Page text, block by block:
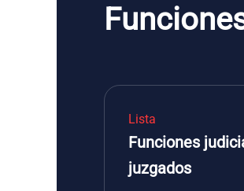
Lista
Funciones
juzgados